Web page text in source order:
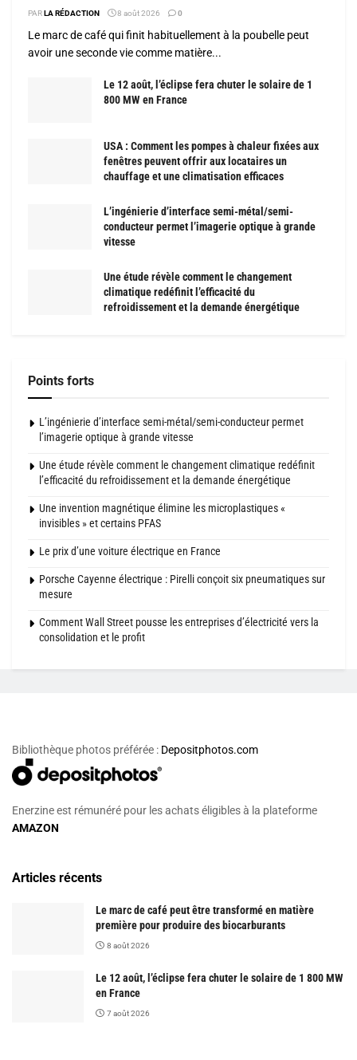
PARLA RÉDACTION 8 août 2026 0
Le marc de café qui finit habituellement à la poubelle peut
avoir une seconde vie comme matière...
Le 12 août, l’éclipse fera chuter le solaire de 1
800 MW en France
USA : Comment les pompes à chaleur fixées aux
fenêtres peuvent offrir aux locataires un
chauffage et une climatisation efficaces
L’ingénierie d’interface semi-métal/semi-
conducteur permet l’imagerie optique à grande
vitesse
Une étude révèle comment le changement
climatique redéfinit l’efficacité du
refroidissement et la demande énergétique
Points forts
L’ingénierie d’interface semi-métal/semi-conducteur permet
l’imagerie optique à grande vitesse
Une étude révèle comment le changement climatique redéfinit
l’efficacité du refroidissement et la demande énergétique
Une invention magnétique élimine les microplastiques «
invisibles » et certains PFAS
Le prix d’une voiture électrique en France
Porsche Cayenne électrique : Pirelli conçoit six pneumatiques sur
mesure
Comment Wall Street pousse les entreprises d’électricité vers la
consolidation et le profit
Bibliothèque photos préférée : Depositphotos.com
Enerzine est rémunéré pour les achats éligibles à la plateforme
AMAZON
Articles récents
Le marc de café peut être transformé en matière
première pour produire des biocarburants
8 août 2026
Le 12 août, l’éclipse fera chuter le solaire de 1 800 MW
en France
7 août 2026